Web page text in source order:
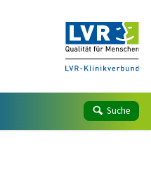
Suche